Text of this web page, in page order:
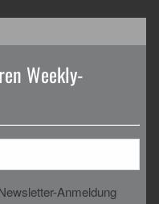
Weekly-
Anmeldung